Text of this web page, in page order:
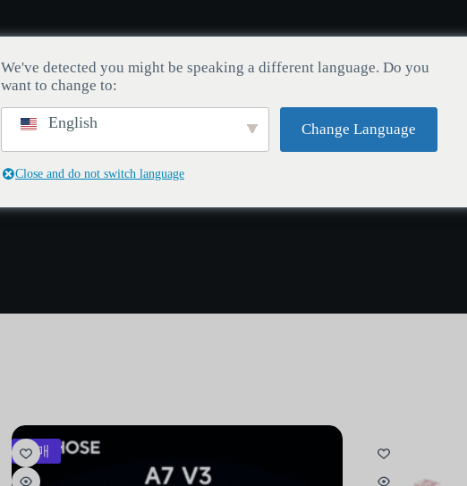
판매
We've detected you might be speaking a different language. Do you
want to change to:
English Change Language
Close and do not switch language